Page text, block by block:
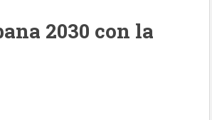
2030 con la